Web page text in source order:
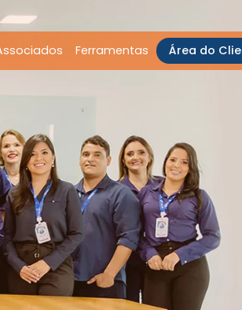
Ferramentas Área do